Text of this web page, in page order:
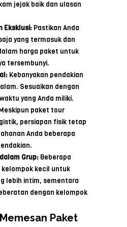
jejak baik dan ulasan
Eksklusi: Pastikan Anda
yang termasuk dan
harga paket untuk
tersembunyi.
Kebanyakan pendakian
Sesuaikan dengan
yang Anda miliki.
paket tour
persiapan fisik tetap
Anda beberapa
Grup: Beberapa
kelompok kecil untuk
lebih intim, sementara
dengan kelompok
Paket